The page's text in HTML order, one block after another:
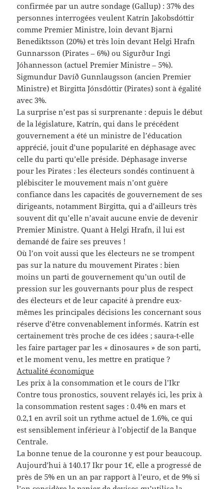
confirmée par un autre sondage (Gallup) : 37% des
personnes interrogées veulent Katrín Jakobsdóttir
comme Premier Ministre, loin devant Bjarni
Benediktsson (20%) et très loin devant Helgi Hrafn
Gunnarsson (Pirates – 6%) ou Sigurður Ingi
Jóhannesson (actuel Premier Ministre – 5%).
Sigmundur Davíð Gunnlaugsson (ancien Premier
Ministre) et Birgitta Jónsdóttir (Pirates) sont à égalité
avec 3%.
La surprise n’est pas si surprenante : depuis le début
de la législature, Katrín, qui dans le précédent
gouvernement a été un ministre de l’éducation
apprécié, jouit d’une popularité en déphasage avec
celle du parti qu’elle préside. Déphasage inverse
pour les Pirates : les électeurs sondés continuent à
plébisciter le mouvement mais n’ont guère
confiance dans les capacités de gouvernement de ses
dirigeants, notamment Birgitta, qui a d’ailleurs très
souvent dit qu’elle n’avait aucune envie de devenir
Premier Ministre. Quant à Helgi Hrafn, il lui est
demandé de faire ses preuves !
Où l’on voit aussi que les électeurs ne se trompent
pas sur la nature du mouvement Pirates : bien
moins un parti de gouvernement qu’un outil de
pression sur les gouvernants pour plus de respect
des électeurs et de leur capacité à prendre eux-
mêmes les principales décisions les concernant sous
réserve d’être convenablement informés. Katrín est
certainement très proche de ces idées ; saura-t-elle
les faire partager par les « dinosaures » de son parti,
et le moment venu, les mettre en pratique ?
Actualité économique
Les prix à la consommation et le cours de l’Ikr
Contre tous pronostics, souvent relayés ici, les prix à
la consommation restent sages : 0.4% en mars et
0.2,1 en avril soit un rythme actuel de 1.6%, ce qui
est sensiblement inférieur à l’objectif de la Banque
Centrale.
La bonne tenue de la couronne y est pour beaucoup.
Aujourd’hui à 140.17 Ikr pour 1€, elle a progressé de
près de 5% en un an par rapport à l’euro, et de 9% si